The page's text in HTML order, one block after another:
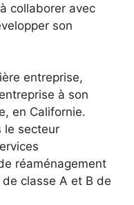
collaborer avec
son
entreprise,
à son
en Californie.
le secteur
réaménagement
classe A et B de